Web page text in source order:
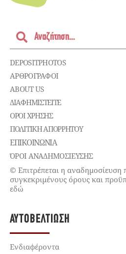
DEPOSITPHOTOS
ΑΡΘΡΟΓΡΑΦΟΙ
ABOUT US
ΔΙΑΦΗΜΙΣΤΕΊΤΕ
ΌΡΟΙ ΧΡΉΣΗΣ
ΠΟΛΙΤΙΚΉ ΑΠΟΡΡΉΤΟΥ
ΕΠΙΚΟΙΝΩΝΊΑ
ΌΡΟΙ ΑΝΑΔΗΜΟΣΙΕΥΣΗΣ
© Επιτρέπεται η αναδημοσίευση
συγκεκριμένους όρους και
εδώ
ΑΥΤΟΒΕΛΤΊΩΣΗ
Ενδιαφέροντα